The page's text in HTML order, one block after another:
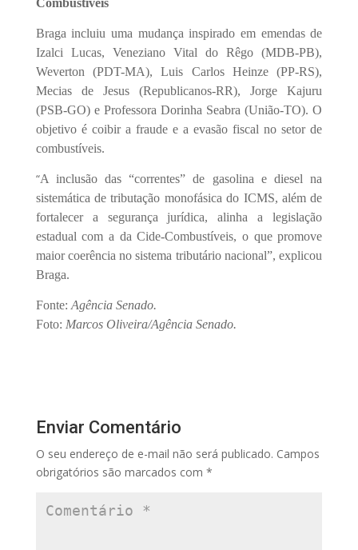
Braga incluiu uma mudança inspirado em emendas de
Izalci Lucas, Veneziano Vital do Rêgo (MDB-PB),
Weverton (PDT-MA), Luis Carlos Heinze (PP-RS),
Mecias de Jesus (Republicanos-RR), Jorge Kajuru
(PSB-GO) e Professora Dorinha Seabra (União-TO). O
objetivo é coibir a fraude e a evasão fiscal no setor de
combustíveis.
“A inclusão das “correntes” de gasolina e diesel na
sistemática de tributação monofásica do ICMS, além de
fortalecer a segurança jurídica, alinha a legislação
estadual com a da Cide-Combustíveis, o que promove
maior coerência no sistema tributário nacional”, explicou
Braga.
Fonte: Agência Senado.
Foto: Marcos Oliveira/Agência Senado.
Enviar Comentário
O seu endereço de e-mail não será publicado. Campos
obrigatórios são marcados com *